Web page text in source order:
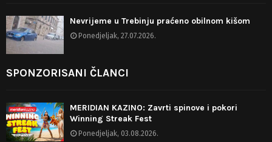
Nevrijeme u Trebinju praćeno obilnom kišom
Ponedjeljak, 27.07.2026.
SPONZORISANI ČLANCI
MERIDIAN KAZINO: Zavrti spinove i pokori
Winning Streak Fest
Ponedjeljak, 03.08.2026.